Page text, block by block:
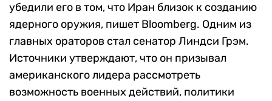
убедили его в том, что Иран близок к созданию
ядерного оружия, пишет Bloomberg. Одним из
главных ораторов стал сенатор Линдси Грэм.
Источники утверждают, что он призывал
американского лидера рассмотреть
возможность военных действий, политики